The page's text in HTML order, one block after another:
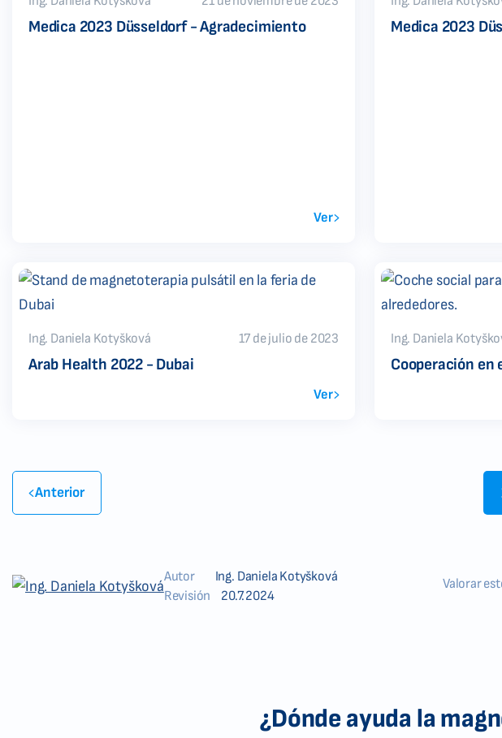
Medica 2023 Düsseldorf - Agradecimiento
Ver
Medica 2023
Ing. Daniela Kotyšková 17 de julio de 2023
Arab Health 2022 - Dubai
Ver
Ing. Daniela
Cooperación en
Anterior
Autor
Ing. Daniela Kotyšková
Revisión
20.7.2024
Valorar
¿Dónde ayuda la